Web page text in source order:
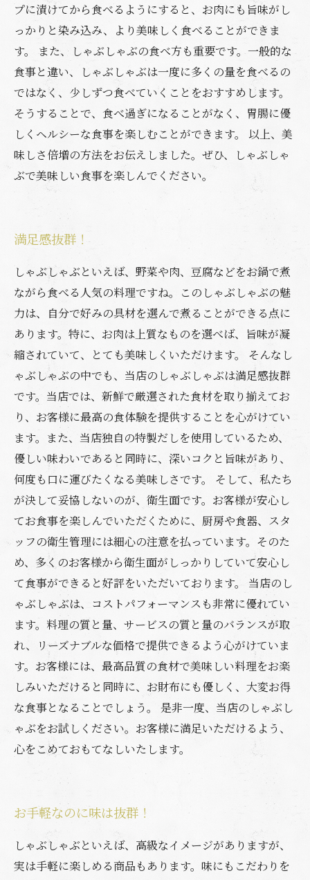
プに漬けてから食べるようにすると、お肉にも旨味がし
っかりと染み込み、より美味しく食べることができま
す。 また、しゃぶしゃぶの食べ方も重要です。一般的な
食事と違い、しゃぶしゃぶは一度に多くの量を食べるの
ではなく、少しずつ食べていくことをおすすめします。
そうすることで、食べ過ぎになることがなく、胃腸に優
しくヘルシーな食事を楽しむことができます。 以上、美
味しさ倍増の方法をお伝えしました。ぜひ、しゃぶしゃ
ぶで美味しい食事を楽しんでください。
満足感抜群！
しゃぶしゃぶといえば、野菜や肉、豆腐などをお鍋で煮
ながら食べる人気の料理ですね。このしゃぶしゃぶの魅
力は、自分で好みの具材を選んで煮ることができる点に
あります。特に、お肉は上質なものを選べば、旨味が凝
縮されていて、とても美味しくいただけます。 そんなし
ゃぶしゃぶの中でも、当店のしゃぶしゃぶは満足感抜群
です。当店では、新鮮で厳選された食材を取り揃えてお
り、お客様に最高の食体験を提供することを心がけてい
ます。また、当店独自の特製だしを使用しているため、
優しい味わいであると同時に、深いコクと旨味があり、
何度も口に運びたくなる美味しさです。 そして、私たち
が決して妥協しないのが、衛生面です。お客様が安心し
てお食事を楽しんでいただくために、厨房や食器、スタ
ッフの衛生管理には細心の注意を払っています。そのた
め、多くのお客様から衛生面がしっかりしていて安心し
て食事ができると好評をいただいております。 当店のし
ゃぶしゃぶは、コストパフォーマンスも非常に優れてい
ます。料理の質と量、サービスの質と量のバランスが取
れ、リーズナブルな価格で提供できるよう心がけていま
す。お客様には、最高品質の食材で美味しい料理をお楽
しみいただけると同時に、お財布にも優しく、大変お得
な食事となることでしょう。 是非一度、当店のしゃぶし
ゃぶをお試しください。お客様に満足いただけるよう、
心をこめておもてなしいたします。
お手軽なのに味は抜群！
しゃぶしゃぶといえば、高級なイメージがありますが、
実は手軽に楽しめる商品もあります。味にもこだわりを